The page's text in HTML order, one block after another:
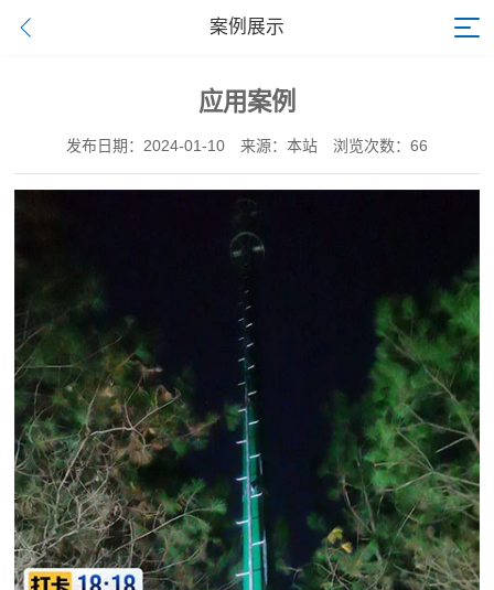
案例展示
应用案例
发布日期：2024-01-10 来源：本站 浏览次数：66